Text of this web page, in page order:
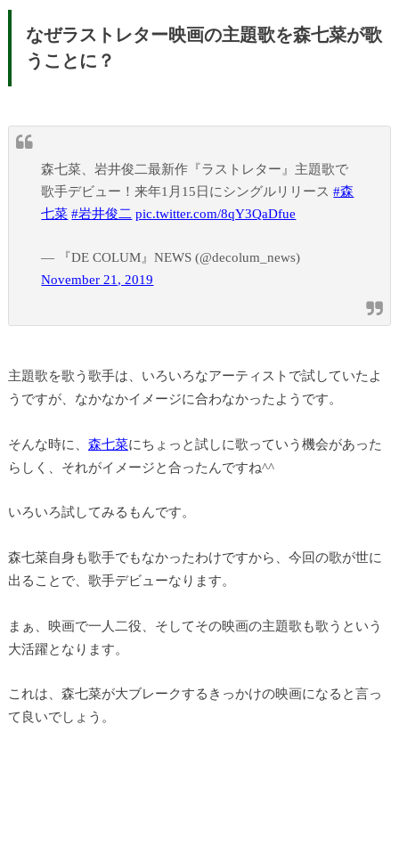
なぜラストレター映画の主題歌を森七菜が歌
うことに？
森七菜、岩井俊二最新作『ラストレター』主題歌で
歌手デビュー！来年1月15日にシングルリリース#森
七菜 #岩井俊二 pic.twitter.com/8qY3QaDfue
— 『DE COLUM』NEWS (@decolum_news)
November 21, 2019
主題歌を歌う歌手は、いろいろなアーティストで試していたよ
うですが、なかなかイメージに合わなかったようです。
そんな時に、 森七菜にちょっと試しに歌っていう機会があった
らしく、それがイメージと合ったんですね^^
いろいろ試してみるもんです。
森七菜自身も歌手でもなかったわけですから、今回の歌が世に
出ることで、歌手デビューなります。
まぁ、映画で一人二役、そしてその映画の主題歌も歌うという
大活躍となります。
これは、森七菜が大ブレークするきっかけの映画になると言っ
て良いでしょう。